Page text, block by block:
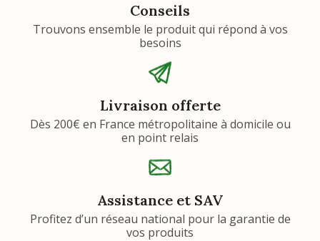
Conseils
Trouvons ensemble le produit qui répond à vos
besoins
Livraison offerte
Dès 200€ en France métropolitaine à domicile ou
en point relais
Assistance et SAV
Profitez d’un réseau national pour la garantie de
vos produits